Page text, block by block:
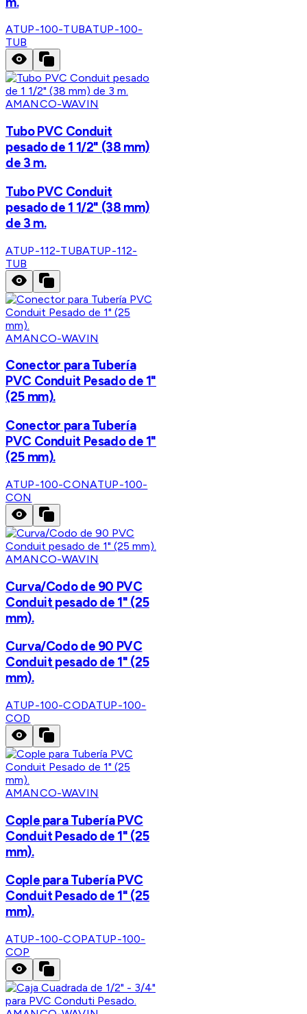
ATUP-100-TUBATUP-100-
TUB
AMANCO-WAVIN
Tubo PVC Conduit
pesado de 1 1/2" (38 mm)
de 3 m.
Tubo PVC Conduit
pesado de 1 1/2" (38 mm)
de 3 m.
ATUP-112-TUBATUP-112-
TUB
AMANCO-WAVIN
Conector para Tubería
PVC Conduit Pesado de 1"
(25 mm).
Conector para Tubería
PVC Conduit Pesado de 1"
(25 mm).
ATUP-100-CONATUP-100-
CON
AMANCO-WAVIN
Curva/Codo de 90 PVC
Conduit pesado de 1" (25
mm).
Curva/Codo de 90 PVC
Conduit pesado de 1" (25
mm).
ATUP-100-CODATUP-100-
COD
AMANCO-WAVIN
Cople para Tubería PVC
Conduit Pesado de 1" (25
mm).
Cople para Tubería PVC
Conduit Pesado de 1" (25
mm).
ATUP-100-COPATUP-100-
COP